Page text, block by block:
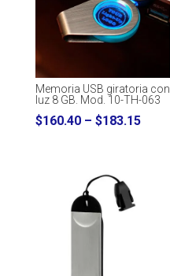
Memoria USB giratoria con
luz 8 GB. Mod. 10-TH-063
$160.40 – $183.15Price